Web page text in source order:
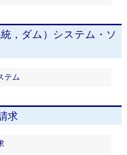
，ダム）システム・ソ
テム
求